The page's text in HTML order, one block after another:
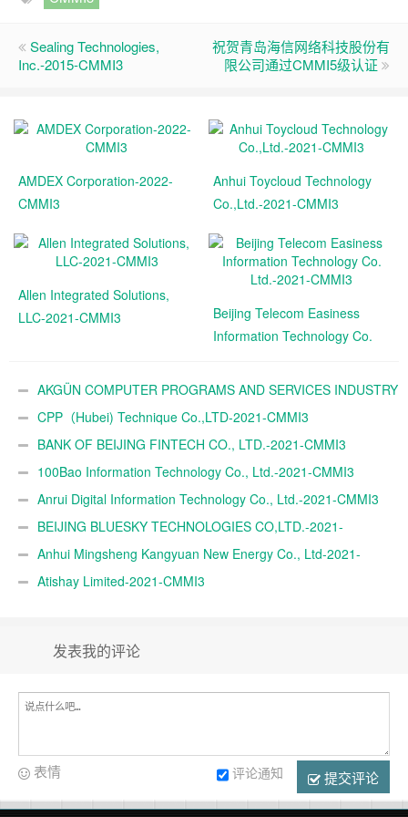
Sealing Technologies,
Inc.-2015-CMMI3
祝贺青岛海信网络科技股份有
限公司通过CMMI5级认证
AMDEX Corporation-2022-
CMMI3
Anhui Toycloud Technology
Co.,Ltd.-2021-CMMI3
Allen Integrated Solutions,
LLC-2021-CMMI3
Beijing Telecom Easiness
Information Technology Co.
AKGÜN COMPUTER PROGRAMS AND SERVICES INDUSTRY
TRADE A.Ş.-2021-CMMI3
CPP（Hubei) Technique Co.,LTD-2021-CMMI3
BANK OF BEIJING FINTECH CO., LTD.-2021-CMMI3
100Bao Information Technology Co., Ltd.-2021-CMMI3
Anrui Digital Information Technology Co., Ltd.-2021-CMMI3
BEIJING BLUESKY TECHNOLOGIES CO,LTD.-2021-
CMMI3Anhui Mingsheng Kangyuan New Energy Co., Ltd-2021-
CMMI3Atishay Limited-2021-CMMI3
发表我的评论
提交评论
评论通知
表情